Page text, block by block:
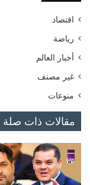
اقتصاد
رياضة
أخبار العالم
غير مصنف
منوعات
مقالات ذات صلة